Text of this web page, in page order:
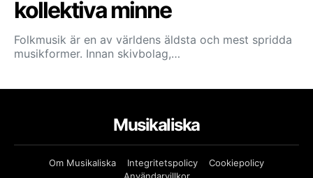
kollektiva minne
Folkmusik är en av världens äldsta och mest spridda
musikformer. Innan skivbolag,…
Musikaliska
Om Musikaliska Integritetspolicy
Cookiepolicy